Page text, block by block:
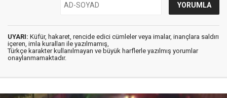
UYARI: Küfür, hakaret, rencide edici cümleler veya imalar, inançlara saldırı
içeren, imla kuralları ile yazılmamış,
Türkçe karakter kullanılmayan ve büyük harflerle yazılmış yorumlar
onaylanmamaktadır.